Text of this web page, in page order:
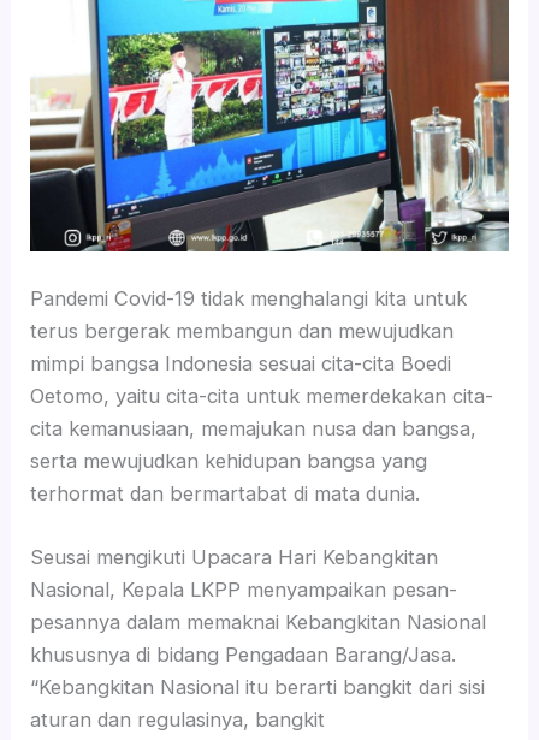
Pandemi Covid-19 tidak menghalangi kita untuk
terus bergerak membangun dan mewujudkan
mimpi bangsa Indonesia sesuai cita-cita Boedi
Oetomo, yaitu cita-cita untuk memerdekakan cita-
cita kemanusiaan, memajukan nusa dan bangsa,
serta mewujudkan kehidupan bangsa yang
terhormat dan bermartabat di mata dunia.
Seusai mengikuti Upacara Hari Kebangkitan
Nasional, Kepala LKPP menyampaikan pesan-
pesannya dalam memaknai Kebangkitan Nasional
khususnya di bidang Pengadaan Barang/Jasa.
“Kebangkitan Nasional itu berarti bangkit dari sisi
aturan dan regulasinya, bangkit